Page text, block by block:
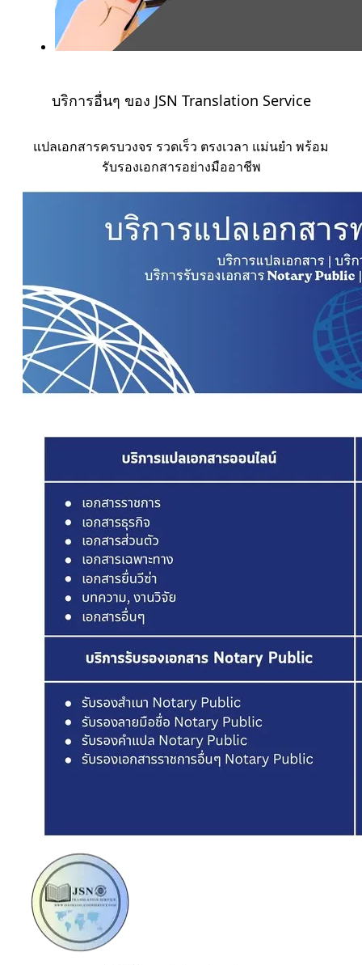
บริการอื่นๆ ของ JSN Translation Service​
แปลเอกสารครบวงจร รวดเร็ว ตรงเวลา แม่นยำ พร้อม
รับรองเอกสารอย่างมืออาชีพ